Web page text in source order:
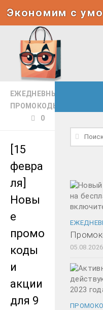
Под записью
Экономим с
ЕЖЕДНЕВНЫЕ
ПРОМОКОДЫ
0
[15
февра
ля]
Новы
е
промо
коды
и
акции
для 9
Найти:
05.08.2026